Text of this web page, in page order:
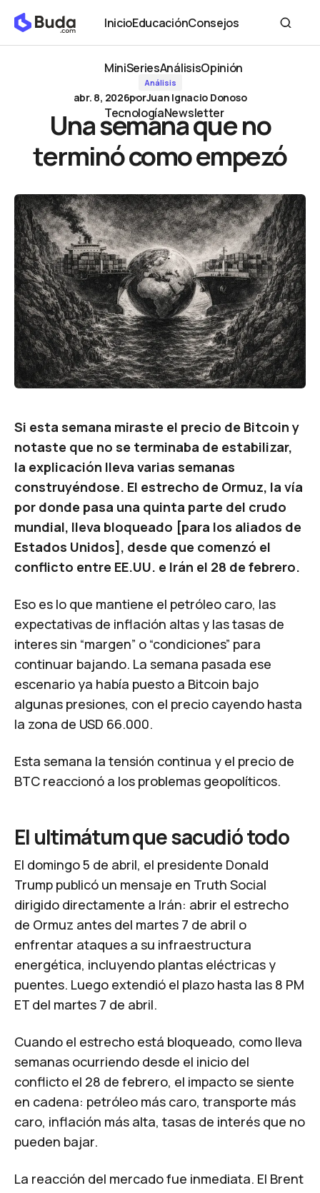
Inicio
Inicio
Educación
Educación
Consejos
Consejos
MiniSeries
MiniSeries
Análisis
Análisis
Opinión
Tecnología
Tecnología
Newsletter
Newsletter
Una semana que no terminó como empezó
Análisis
abr. 8, 2026porJuan Ignacio Donoso
Una semana que no
terminó como empezó
Si esta semana miraste el precio de Bitcoin y
notaste que no se terminaba de estabilizar,
la explicación lleva varias semanas
construyéndose. El estrecho de Ormuz, la vía
por donde pasa una quinta parte del crudo
mundial, lleva bloqueado [para los aliados de
Estados Unidos], desde que comenzó el
conflicto entre EE.UU. e Irán el 28 de febrero.
Eso es lo que mantiene el petróleo caro, las
expectativas de inflación altas y las tasas de
interes sin “margen” o “condiciones” para
continuar bajando. La semana pasada ese
escenario ya había puesto a Bitcoin bajo
algunas presiones, con el precio cayendo hasta
la zona de USD 66.000.
Esta semana la tensión continua y el precio de
BTC reaccionó a los problemas geopolíticos.
El ultimátum que sacudió todo
El domingo 5 de abril, el presidente Donald
Trump publicó un mensaje en Truth Social
dirigido directamente a Irán: abrir el estrecho
de Ormuz antes del martes 7 de abril o
enfrentar ataques a su infraestructura
energética, incluyendo plantas eléctricas y
puentes. Luego extendió el plazo hasta las 8 PM
ET del martes 7 de abril.
Cuando el estrecho está bloqueado, como lleva
semanas ocurriendo desde el inicio del
conflicto el 28 de febrero, el impacto se siente
en cadena: petróleo más caro, transporte más
caro, inflación más alta, tasas de interés que no
pueden bajar.
La reacción del mercado fue inmediata. El Brent